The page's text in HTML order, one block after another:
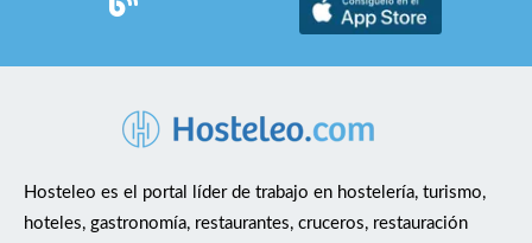
Hosteleo es el portal líder de trabajo en hostelería, turismo,
hoteles, gastronomía, restaurantes, cruceros, restauración